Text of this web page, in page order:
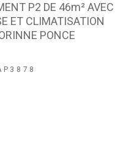
P2 DE 46m² AVEC
ET CLIMATISATION
PONCE